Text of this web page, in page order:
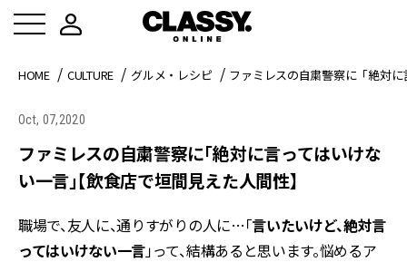
HOME CULTURE グルメ・レシピ ファミレスの自粛警察に「絶対
Oct, 07,2020
ファミレスの自粛警察に「絶対に言ってはいけな
い一言」【飲食店で垣間見えた人間性】
職場で、友人に、通りすがりの人に…「言いたいけど、絶対言
ってはいけない一言」って、結構あると思います。悩めるア